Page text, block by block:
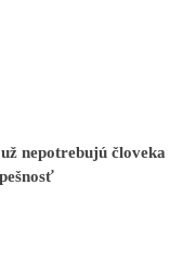
nepotrebujú človeka